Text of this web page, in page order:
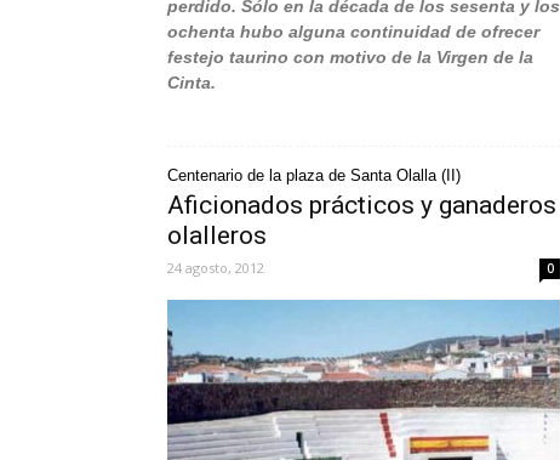
perdido. Sólo en la década de los sesenta y los
ochenta hubo alguna continuidad de ofrecer
festejo taurino con motivo de la Virgen de la
Cinta.
Centenario de la plaza de Santa Olalla (II)
Aficionados prácticos y ganaderos
olalleros
24 agosto, 2012 0